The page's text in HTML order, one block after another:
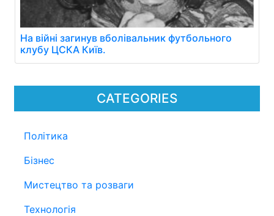
CATEGORIES
Політика
Бізнес
Мистецтво та розваги
Технологія
На війні загинув вболівальник футбольного
клубу ЦСКА Київ.